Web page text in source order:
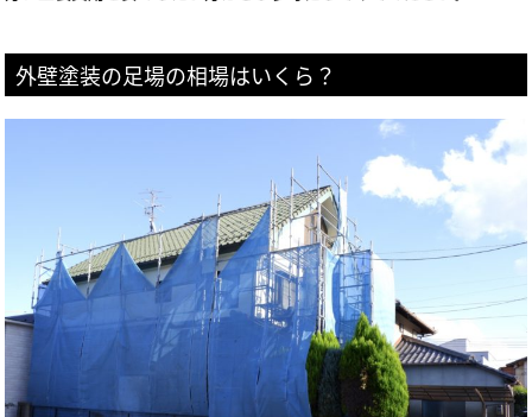
外壁塗装の足場の相場はいくら？